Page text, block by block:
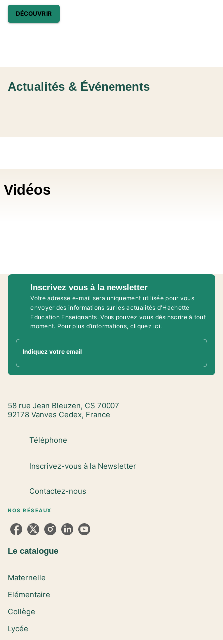
DÉCOUVRIR
Actualités & Événements
Vidéos
Inscrivez vous à la newsletter
Votre adresse e-mail sera uniquement utilisée pour vous
envoyer des informations sur les actualités d'Hachette
Education Enseignants. Vous pouvez vous désinscrire à tout
moment. Pour plus d’informations, cliquez ici.
Indiquez votre email
58 rue Jean Bleuzen, CS 70007
92178 Vanves Cedex, France
Téléphone
Inscrivez-vous à la Newsletter
Contactez-nous
NOS RÉSEAUX
Le catalogue
Maternelle
Elémentaire
Collège
Lycée